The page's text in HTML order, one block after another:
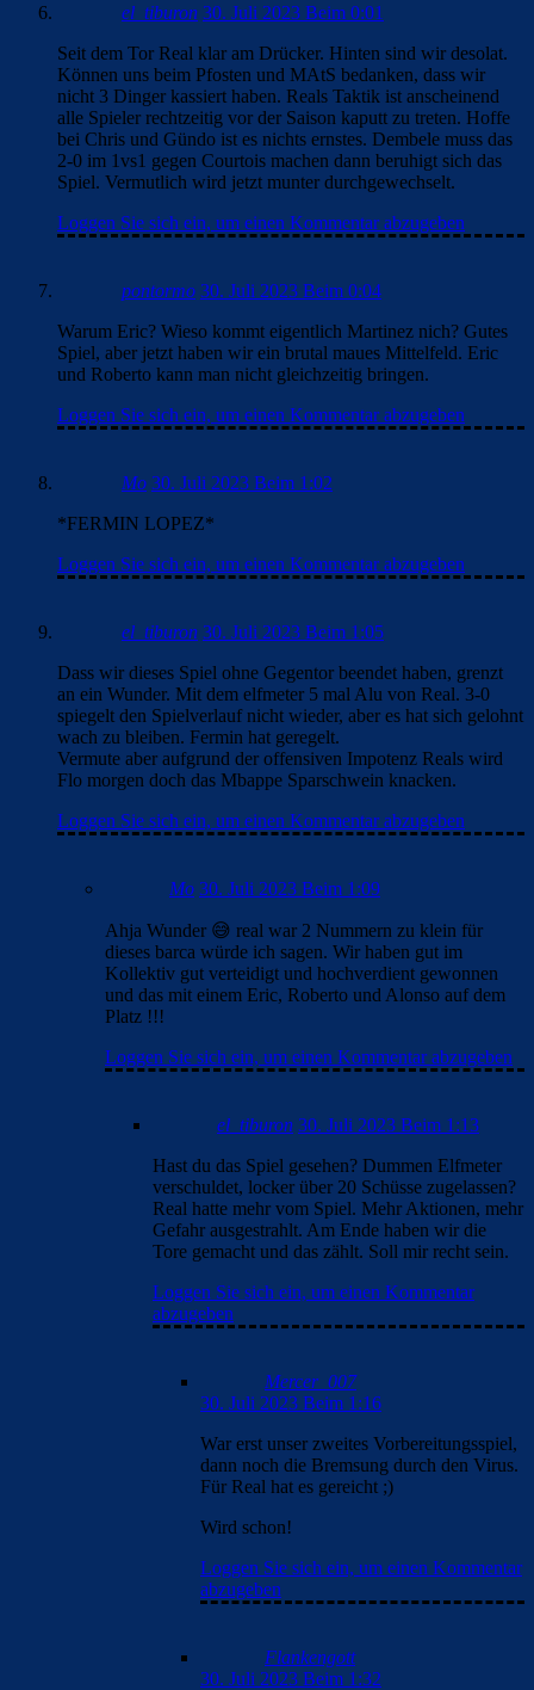
el_tiburon 30. Juli 2023 Beim 0:01
Seit dem Tor Real klar am Drücker. Hinten sind wir desolat.
Können uns beim Pfosten und MAtS bedanken, dass wir
nicht 3 Dinger kassiert haben. Reals Taktik ist anscheinend
alle Spieler rechtzeitig vor der Saison kaputt zu treten. Hoffe
bei Chris und Gündo ist es nichts ernstes. Dembele muss das
2-0 im 1vs1 gegen Courtois machen dann beruhigt sich das
Spiel. Vermutlich wird jetzt munter durchgewechselt.
Loggen Sie sich ein, um einen Kommentar abzugeben
pontormo 30. Juli 2023 Beim 0:04
Warum Eric? Wieso kommt eigentlich Martinez nich? Gutes
Spiel, aber jetzt haben wir ein brutal maues Mittelfeld. Eric
und Roberto kann man nicht gleichzeitig bringen.
Loggen Sie sich ein, um einen Kommentar abzugeben
Mo 30. Juli 2023 Beim 1:02
*FERMIN LOPEZ*
Loggen Sie sich ein, um einen Kommentar abzugeben
el_tiburon 30. Juli 2023 Beim 1:05
Dass wir dieses Spiel ohne Gegentor beendet haben, grenzt
an ein Wunder. Mit dem elfmeter 5 mal Alu von Real. 3-0
spiegelt den Spielverlauf nicht wieder, aber es hat sich gelohnt
wach zu bleiben. Fermin hat geregelt.
Vermute aber aufgrund der offensiven Impotenz Reals wird
Flo morgen doch das Mbappe Sparschwein knacken.
Loggen Sie sich ein, um einen Kommentar abzugeben
Mo 30. Juli 2023 Beim 1:09
Ahja Wunder 😅 real war 2 Nummern zu klein für
dieses barca würde ich sagen. Wir haben gut im
Kollektiv gut verteidigt und hochverdient gewonnen
und das mit einem Eric, Roberto und Alonso auf dem
Platz !!!
Loggen Sie sich ein, um einen Kommentar abzugeben
el_tiburon 30. Juli 2023 Beim 1:13
Hast du das Spiel gesehen? Dummen Elfmeter
verschuldet, locker über 20 Schüsse zugelassen?
Real hatte mehr vom Spiel. Mehr Aktionen, mehr
Gefahr ausgestrahlt. Am Ende haben wir die
Tore gemacht und das zählt. Soll mir recht sein.
Loggen Sie sich ein, um einen Kommentar
abzugeben
Mercer_007
30. Juli 2023 Beim 1:16
War erst unser zweites Vorbereitungsspiel,
dann noch die Bremsung durch den Virus.
Für Real hat es gereicht ;)
Wird schon!
Loggen Sie sich ein, um einen Kommentar
abzugeben
Flankengott
30. Juli 2023 Beim 1:32